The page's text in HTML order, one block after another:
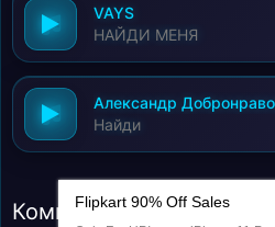
VAYS
НАЙДИ МЕНЯ
Александр
Найди
Комментарии (0)